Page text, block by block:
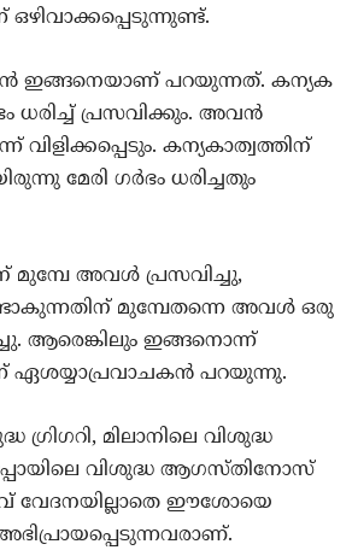
ഒഴിവാക്കപ്പെടുന്നുണ്ട്.
ഇങ്ങനെയാണ് പറയുന്നത്. കന്യക
ധരിച്ച് പ്രസവിക്കും. അവന്‍
കന്യകാത്വത്തിന്
മേരി ഗര്‍ഭം ധരിച്ചതും
മുമ്പേ അവള്‍ പ്രസവിച്ചു,
മുമ്പേതന്നെ അവള്‍ ഒരു
ആരെങ്കിലും ഇങ്ങനൊന്ന്
ഏശയ്യാപ്രവാചകന്‍ പറയുന്നു.
ഗ്രിഗറി, മിലാനിലെ വിശുദ്ധ
വിശുദ്ധ ആഗസ്തിനോസ്
വേദനയില്ലാതെ ഈശോയെ